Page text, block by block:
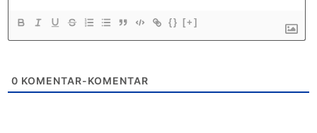
{} [+]
0 KOMENTAR-KOMENTAR